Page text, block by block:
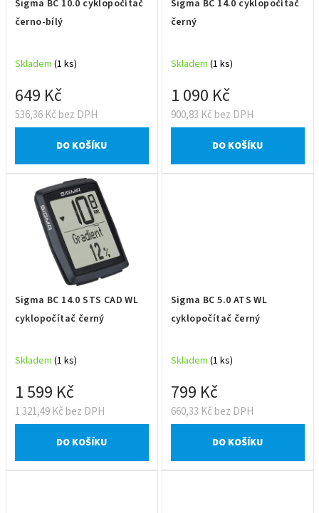
k
ů
Sigma BC 10.0 cyklopočítač
černo-bílý
Skladem (1 ks)
536,36 Kč bez DPH
649 Kč
DO KOŠÍKU
Sigma BC 14.0 cyklopočítač
černý
Skladem (1 ks)
900,83 Kč bez DPH
1 090 Kč
DO KOŠÍKU
Sigma BC 14.0 STS CAD WL
cyklopočítač černý
Skladem (1 ks)
1 321,49 Kč bez DPH
1 599 Kč
DO KOŠÍKU
Sigma BC 5.0 ATS WL
cyklopočítač černý
Skladem (1 ks)
660,33 Kč bez DPH
799 Kč
DO KOŠÍKU